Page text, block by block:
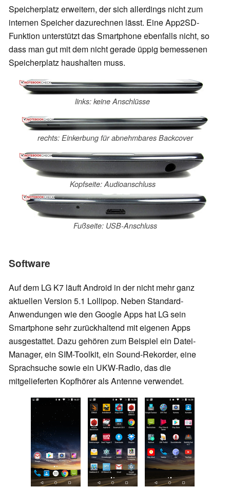
Speicherplatz erweitern, der sich allerdings nicht zum
internen Speicher dazurechnen lässt. Eine App2SD-
Funktion unterstützt das Smartphone ebenfalls nicht, so
dass man gut mit dem nicht gerade üppig bemessenen
Speicherplatz haushalten muss.
links: keine Anschlüsse
rechts: Einkerbung für abnehmbares Backcover
Kopfseite: Audioanschluss
Fußseite: USB-Anschluss
Software
Auf dem LG K7 läuft Android in der nicht mehr ganz
aktuellen Version 5.1 Lollipop. Neben Standard-
Anwendungen wie den Google Apps hat LG sein
Smartphone sehr zurückhaltend mit eigenen Apps
ausgestattet. Dazu gehören zum Beispiel ein Datei-
Manager, ein SIM-Toolkit, ein Sound-Rekorder, eine
Sprachsuche sowie ein UKW-Radio, das die
mitgelieferten Kopfhörer als Antenne verwendet.